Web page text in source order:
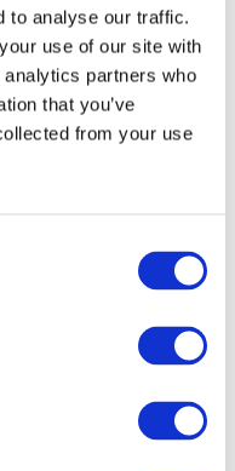
to analyse our traffic.
use of our site with
partners who
that you’ve
from your use
Összes